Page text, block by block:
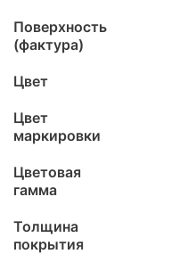
Поверхность
(фактура)
Цвет
Цвет
маркировки
Цветовая
гамма
Толщина
покрытия